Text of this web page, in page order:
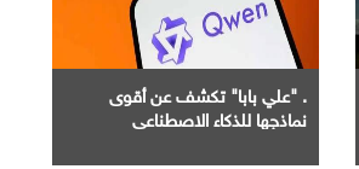
. "علي بابا" تكشف عن أقوى
نماذجها للذكاء الاصطناعي